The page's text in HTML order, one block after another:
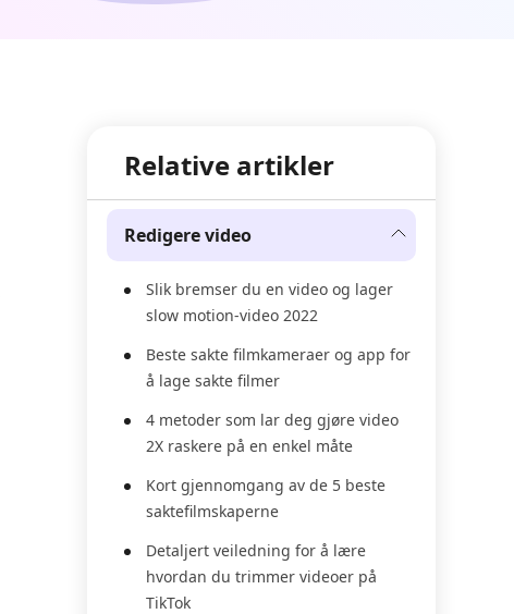
Relative artikler
Redigere video
Slik bremser du en video og lager
slow motion-video 2022
Beste sakte filmkameraer og app for
å lage sakte filmer
4 metoder som lar deg gjøre video
2X raskere på en enkel måte
Kort gjennomgang av de 5 beste
saktefilmskaperne
Detaljert veiledning for å lære
hvordan du trimmer videoer på
TikTok